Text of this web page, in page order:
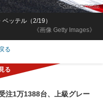
《画像 Getty Images》
ッテル（2/19）
る
注1万1388台、上級グレー